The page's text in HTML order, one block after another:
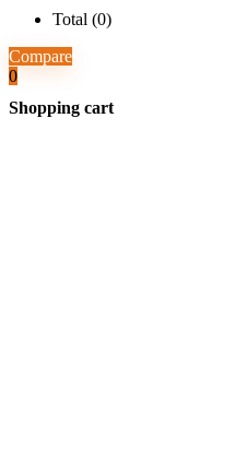
Total (0)
Compare
0
Shopping cart